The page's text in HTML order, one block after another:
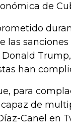
de
las sanciones
han
para
de
Canel en